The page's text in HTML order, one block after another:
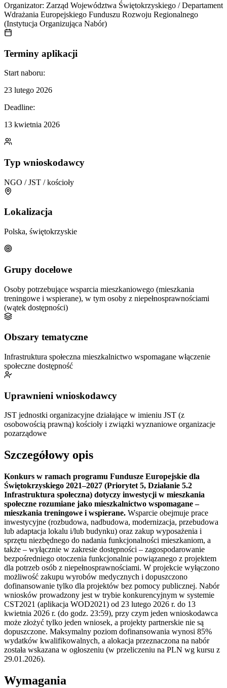
Organizator: Zarząd Województwa Świętokrzyskiego / Departament
Wdrażania Europejskiego Funduszu Rozwoju Regionalnego
(Instytucja Organizująca Nabór)
Terminy aplikacji
Start naboru:
23 lutego 2026
Deadline:
13 kwietnia 2026
Typ wnioskodawcy
NGO / JST / kościoły
Lokalizacja
Polska, świętokrzyskie
Grupy docelowe
Osoby potrzebujące wsparcia mieszkaniowego (mieszkania
treningowe i wspierane), w tym osoby z niepełnosprawnościami
(wątek dostępności)
Obszary tematyczne
Infrastruktura społeczna mieszkalnictwo wspomagane włączenie
społeczne dostępność
Uprawnieni wnioskodawcy
JST jednostki organizacyjne działające w imieniu JST (z
osobowością prawną) kościoły i związki wyznaniowe organizacje
pozarządowe
Szczegółowy opis
Konkurs w ramach programu Fundusze Europejskie dla
Świętokrzyskiego 2021–2027 (Priorytet 5, Działanie 5.2
Infrastruktura społeczna) dotyczy inwestycji w mieszkania
społeczne rozumiane jako mieszkalnictwo wspomagane –
mieszkania treningowe i wspierane. Wsparcie obejmuje prace
inwestycyjne (rozbudowa, nadbudowa, modernizacja, przebudowa
lub adaptacja lokalu i/lub budynku) oraz zakup wyposażenia i
sprzętu niezbędnego do nadania funkcjonalności mieszkaniom, a
także – wyłącznie w zakresie dostępności – zagospodarowanie
bezpośredniego otoczenia funkcjonalnie powiązanego z projektem
dla potrzeb osób z niepełnosprawnościami. W projekcie wyłączono
możliwość zakupu wyrobów medycznych i dopuszczono
dofinansowanie tylko dla projektów bez pomocy publicznej. Nabór
wniosków prowadzony jest w trybie konkurencyjnym w systemie
CST2021 (aplikacja WOD2021) od 23 lutego 2026 r. do 13
kwietnia 2026 r. (do godz. 23:59), przy czym jeden wnioskodawca
może złożyć tylko jeden wniosek, a projekty partnerskie nie są
dopuszczone. Maksymalny poziom dofinansowania wynosi 85%
wydatków kwalifikowalnych, a alokacja przeznaczona na nabór
została wskazana w ogłoszeniu (w przeliczeniu na PLN wg kursu z
29.01.2026).
Wymagania